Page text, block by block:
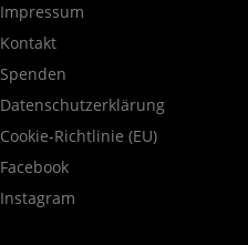
Impressum
Kontakt
Spenden
Datenschutzerklärung
Cookie-Richtlinie (EU)
Facebook
Instagram